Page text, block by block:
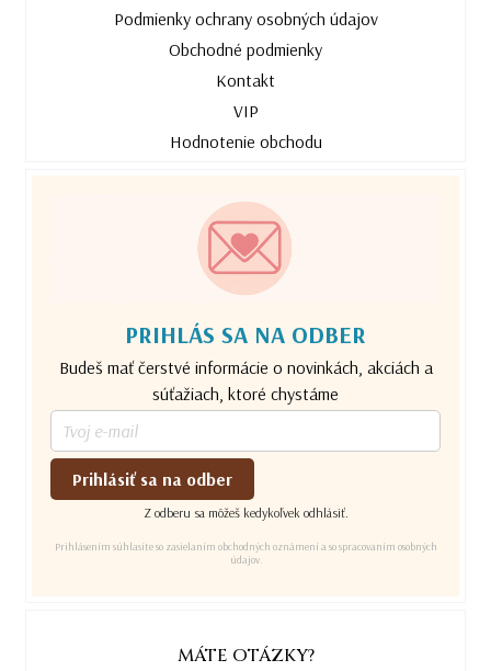
Podmienky ochrany osobných údajov
Obchodné podmienky
Kontakt
VIP
Hodnotenie obchodu
PRIHLÁS SA NA ODBER
Budeš mať čerstvé informácie o novinkách, akciách a
súťažiach, ktoré chystáme
Prihlásiť sa na odber
Z odberu sa môžeš kedykoľvek odhlásiť.
Prihlásením súhlasíte so zasielaním obchodných oznámení a so spracovaním osobných
údajov.
MÁTE OTÁZKY?